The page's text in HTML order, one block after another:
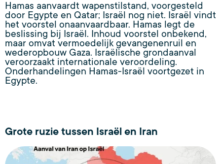
Hamas aanvaardt wapenstilstand, voorgesteld
door Egypte en Qatar; Israël nog niet. Israël vindt
het voorstel onaanvaardbaar. Hamas legt de
beslissing bij Israël. Inhoud voorstel onbekend,
maar omvat vermoedelijk gevangenenruil en
wederopbouw Gaza. Israëlische grondaanval
veroorzaakt internationale veroordeling.
Onderhandelingen Hamas-Israël voortgezet in
Egypte.
Grote ruzie tussen Israël en Iran